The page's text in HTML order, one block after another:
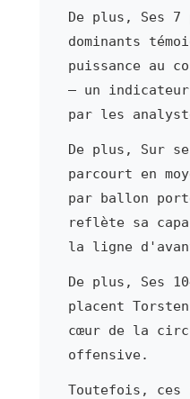
De plus, Ses 7
dominants
puissance au
— un
par les
De plus, Sur
parcourt en
par ballon
reflète sa
la ligne
De plus, Ses
placent
cœur de la
offensive.
Toutefois, ces